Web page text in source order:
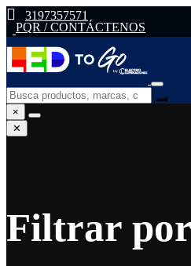
3197357571
PQR / CONTÁCTENOS
×
✕
Filtrar